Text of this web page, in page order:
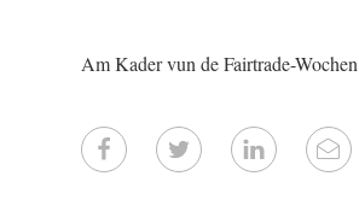
Am Kader vun de Fairtrade-